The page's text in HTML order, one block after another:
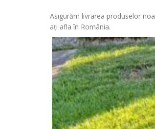
Asigurăm livrarea produselor
ați afla în România.